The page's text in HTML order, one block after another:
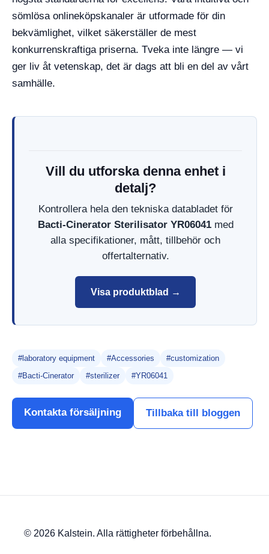
sömlösa onlineköpskanaler är utformade för din
bekvämlighet, vilket säkerställer de mest
konkurrenskraftiga priserna. Tveka inte längre — vi
ger liv åt vetenskap, det är dags att bli en del av vårt
samhälle.
Vill du utforska denna enhet i
detalj?
Kontrollera hela den tekniska databladet för
Bacti-Cinerator Sterilisator YR06041med
alla specifikationer, mått, tillbehör och
offertalternativ.
Visa produktblad →
#laboratory equipment #Accessories
#customization
#Bacti-Cinerator
#sterilizer #YR06041
Kontakta försäljning Tillbaka till bloggen
© 2026 Kalstein. Alla rättigheter förbehållna.